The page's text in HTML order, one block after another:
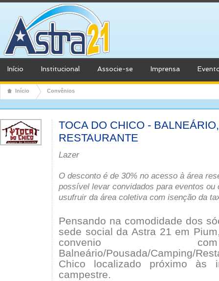
Início Institucional Associe-se Imprensa
Início Convênios
TOCA DO CHICO -
RESTAURANTE
Lazer
O desconto é de 30% no acesso à área
possível levar convidados para eventos ou
usufruir da área coletiva com isenção da
Pensando na comodidade dos
sede social da Astra 21 em
convenio
Balneário/Pousada/Camping/
Chico localizado próximo às
campestre.